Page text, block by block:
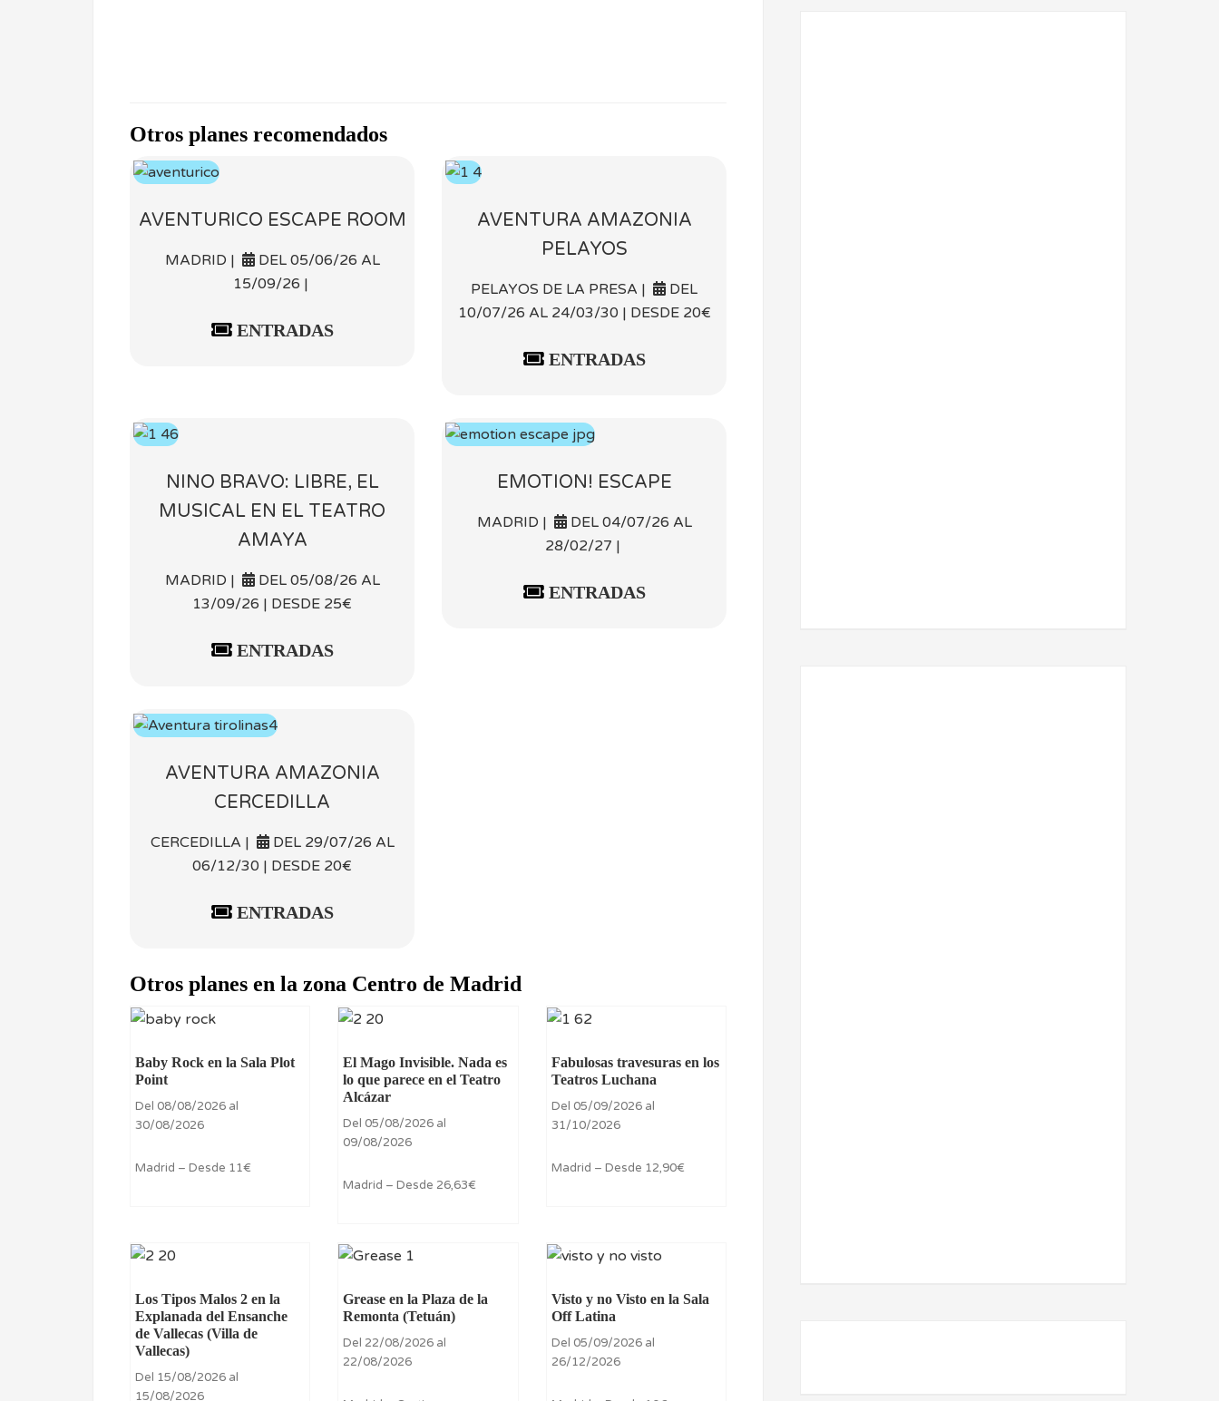
Otros planes recomendados
AVENTURICO ESCAPE ROOM
MADRID |
DEL 05/06/26 AL
15/09/26 |
ENTRADAS
AVENTURA AMAZONIA
PELAYOS
PELAYOS DE LA PRESA |
DEL
10/07/26 AL 24/03/30 | DESDE 20€
ENTRADAS
NINO BRAVO: LIBRE, EL
MUSICAL EN EL TEATRO
AMAYA
MADRID |
DEL 05/08/26 AL
13/09/26 | DESDE 25€
ENTRADAS
EMOTION! ESCAPE
MADRID |
DEL 04/07/26 AL
28/02/27 |
ENTRADAS
AVENTURA AMAZONIA
CERCEDILLA
CERCEDILLA |
DEL 29/07/26 AL
06/12/30 | DESDE 20€
ENTRADAS
Otros planes en la zona Centro de Madrid
Baby Rock en la Sala Plot
Point
Del 08/08/2026 al
30/08/2026
Madrid – Desde 11€
El Mago Invisible. Nada es
lo que parece en el Teatro
Alcázar
Del 05/08/2026 al
09/08/2026
Madrid – Desde 26,63€
Fabulosas travesuras en los
Teatros Luchana
Del 05/09/2026 al
31/10/2026
Madrid – Desde 12,90€
Los Tipos Malos 2 en la
Explanada del Ensanche
de Vallecas (Villa de
Vallecas)
Del 15/08/2026 al
15/08/2026
Grease en la Plaza de la
Remonta (Tetuán)
Del 22/08/2026 al
22/08/2026
Visto y no Visto en la Sala
Off Latina
Del 05/09/2026 al
26/12/2026